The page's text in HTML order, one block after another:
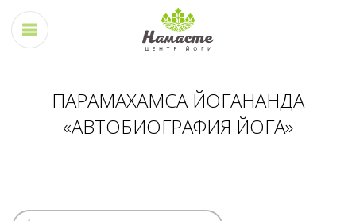
ПАРАМАХАМСА ЙОГАНАНДА
«АВТОБИОГРАФИЯ ЙОГА»